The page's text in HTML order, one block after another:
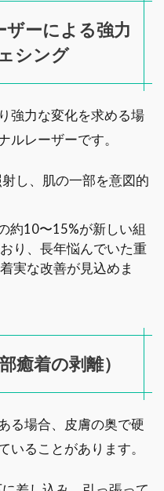
ーによる強力
シング
強力な変化を求める場
ルレーザーです。
し、肌の一部を意図的
約10〜15%が新しい組
り、長年悩んでいた重
実な改善が見込めま
癒着の剥離）
る場合、皮膚の奥で硬
いることがあります。